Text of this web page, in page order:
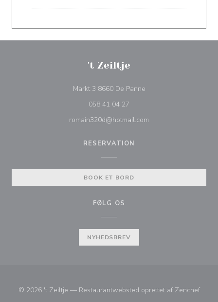
't Zeiltje
Markt 3 8660 De Panne((åbner i et nyt vindue))
058 41 04 27
romain320d@hotmail.com
RESERVATION
BOOK ET BORD
FØLG OS
NYHEDSBREV
© 2026 't Zeiltje — Restaurantwebsted oprettet af Zenchef